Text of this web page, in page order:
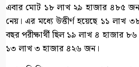
এবার মোট ১৮ লাখ ২৯ হাজার ৪৮৫ জন
নেয়। এর মধ্যে উত্তীর্ণ হয়েছে ১১
বছর পরীক্ষার্থী ছিল ১৯ লাখ ৪ হাজার
১৩ লাখ ৩ হাজার ৪২৬ জন।